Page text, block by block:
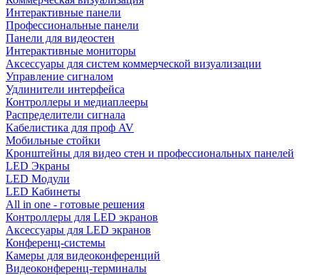
Интерактивные панели
Профессиональные панели
Панели для видеостен
Интерактивные мониторы
Аксессуары для систем коммерческой визуализации
Управление сигналом
Удлинители интерфейса
Контроллеры и медиаплееры
Распределители сигнала
Кабелистика для проф AV
Мобильные стойки
Кронштейны для видео стен и профессиональных панелей
LED Экраны
LED Модули
LED Кабинеты
All in one - готовые решения
Контроллеры для LED экранов
Аксессуары для LED экранов
Конференц-системы
Камеры для видеоконференций
Видеоконференц-терминалы